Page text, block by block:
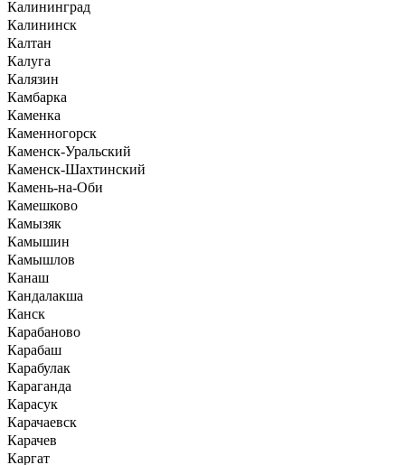
Калининград
Калининск
Калтан
Калуга
Калязин
Камбарка
Каменка
Каменногорск
Каменск-Уральский
Каменск-Шахтинский
Камень-на-Оби
Камешково
Камызяк
Камышин
Камышлов
Канаш
Кандалакша
Канск
Карабаново
Карабаш
Карабулак
Караганда
Карасук
Карачаевск
Карачев
Каргат